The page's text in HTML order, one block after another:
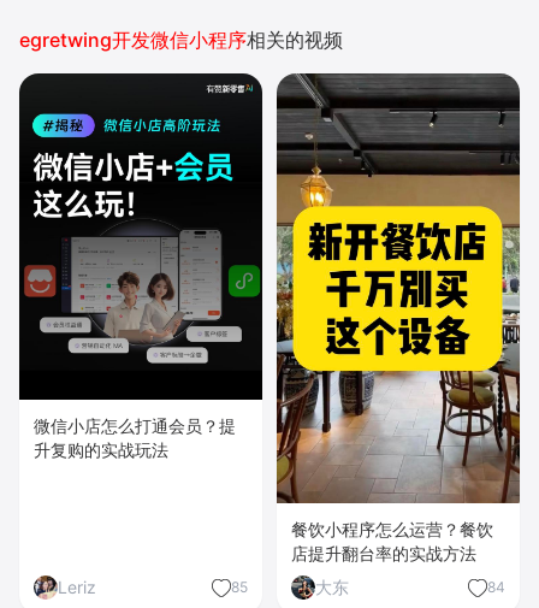
egretwing开发微信小程序相关的视频
微信小店怎么打通会员？提
升复购的实战玩法
Leriz 85
餐饮小程序怎么运营？餐饮
店提升翻台率的实战方法
大东
84